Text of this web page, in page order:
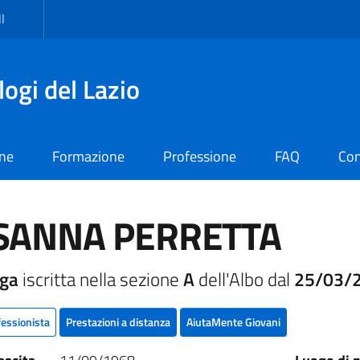
del Lazio
Formazione Professione FAQ
PERRETTA
iscritta nella sezioneAdell'Albo dal 25/03/
Prestazioni a distanza AiutaMente Giovani